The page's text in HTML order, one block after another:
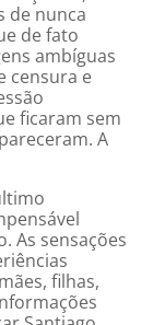
de nunca
de fato
ambíguas
censura e
ficaram sem
A
As sensações
filhas,